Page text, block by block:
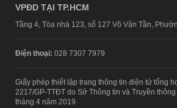
VPĐD TẠI TP.HCM
Tầng 4, Tòa nhà 123, số 127 Võ Văn Tần,
Điện thoại: 028 7307 7979
Giấy phép thiết lập trang thông tin điện tử tổng
2217/GP-TTĐT do Sở Thông tin và Truyền
tháng 4 năm 2019